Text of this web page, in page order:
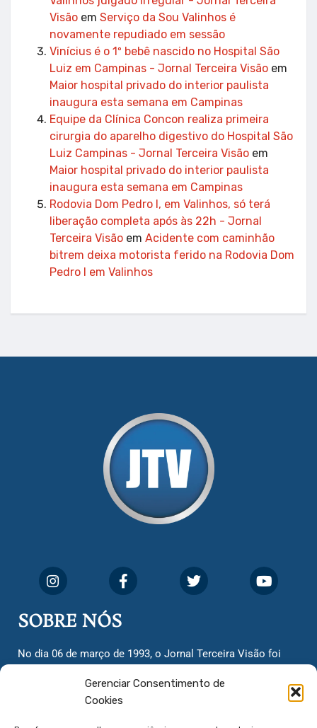
Gerenciar Consentimento de
Cookies
Visão em Serviço da Sou Valinhos é
novamente repudiado em sessão
Vinícius é o 1º bebê nascido no Hospital São
Luiz em Campinas - Jornal Terceira Visão em
Maior hospital privado do interior paulista
inaugura esta semana em Campinas
Equipe da Clínica Concon realiza primeira
cirurgia do aparelho digestivo do Hospital São
Luiz Campinas - Jornal Terceira Visão em
Maior hospital privado do interior paulista
inaugura esta semana em Campinas
Rodovia Dom Pedro I, em Valinhos, só terá
liberação completa após às 22h - Jornal
Terceira Visão em Acidente com caminhão
bitrem deixa motorista ferido na Rodovia Dom
Pedro I em Valinhos
SOBRE NÓS
No dia 06 de março de 1993, o Jornal Terceira Visão foi
cidadãos valinhenses, já que naquela época só existiam
dois jornais. Há mais de 30 anos, o jornal continua